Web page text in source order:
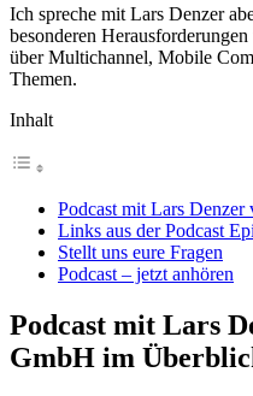
Ich spreche mit Lars Denzer
besonderen
über Multichannel, Mobile
Themen.
Inhalt
Podcast mit Lars
Links aus der Podcast
Stellt uns eure Fragen
Podcast – jetzt anhören
Podcast mit Lars
GmbH im